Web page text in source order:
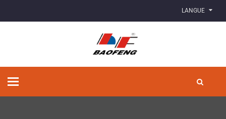
LANGUE
Basculer